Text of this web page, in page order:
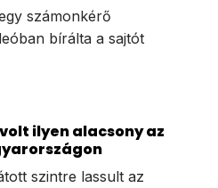
számonkérő
bírálta a sajtót
ilyen alacsony az
szintre lassult az